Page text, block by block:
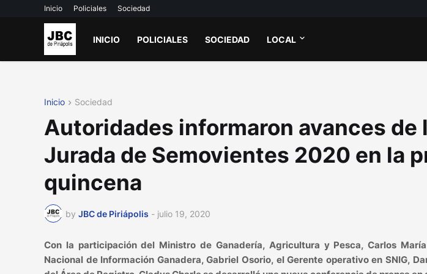
Inicio Policiales Sociedad
INICIO POLICIALES SOCIEDAD LOCAL
Inicio Sociedad
Autoridades informaron avances de
Jurada de Semovientes 2020 en la
quincena
by JBC de Piriápolis - julio 19, 2020
Con la participación del Ministro de Ganadería, Agricultura y Pesca, Carlos
Nacional de Información Ganadera, Gabriel Osorio, el Gerente operativo en SNIG,